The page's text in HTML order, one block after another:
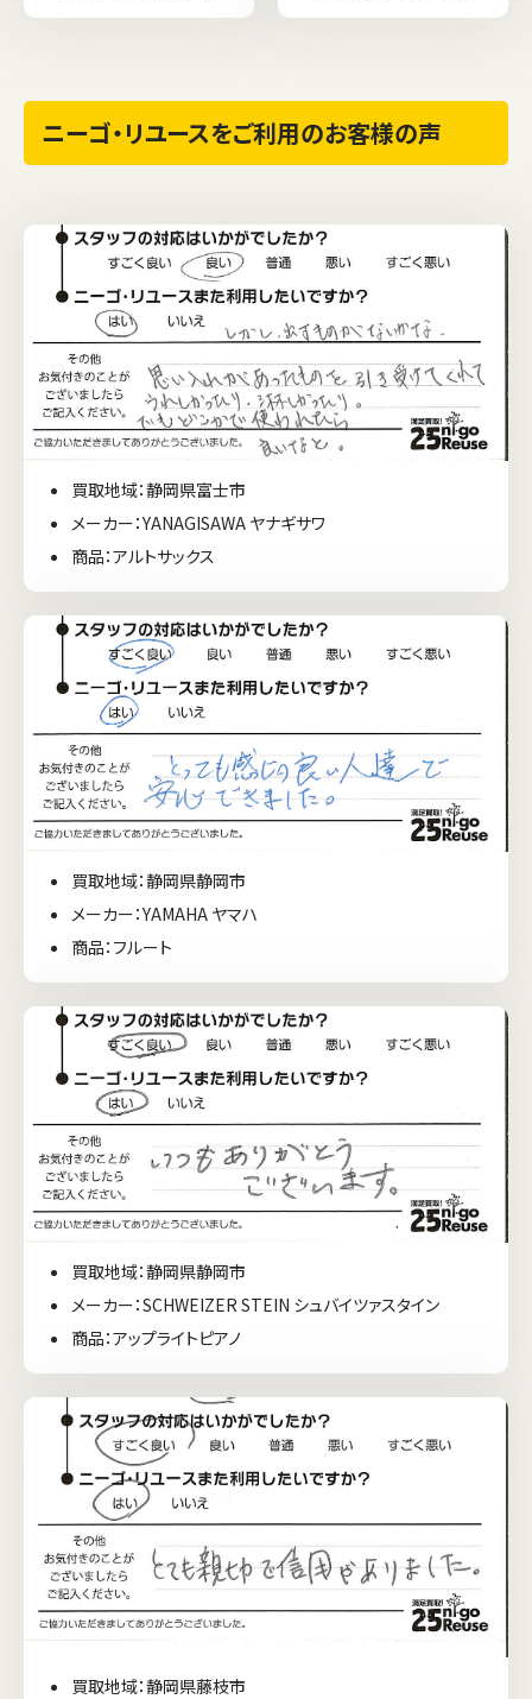
ニーゴ・リユースをご利用のお客様の声
買取地域：静岡県富士市
メーカー：YANAGISAWA ヤナギサワ
商品：アルトサックス
買取地域：静岡県静岡市
メーカー：YAMAHA ヤマハ
商品：フルート
買取地域：静岡県静岡市
メーカー：SCHWEIZER STEIN シュバイツァスタイン
商品：アップライトピアノ
買取地域：静岡県藤枝市